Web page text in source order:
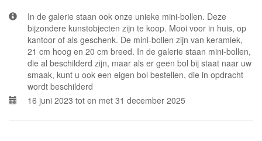
In de galerie staan ook onze unieke mini-bollen. Deze
bijzondere kunstobjecten zijn te koop. Mooi voor in huis, op
kantoor of als geschenk. De mini-bollen zijn van keramiek,
21 cm hoog en 20 cm breed. In de galerie staan mini-bollen,
die al beschilderd zijn, maar als er geen bol bij staat naar uw
smaak, kunt u ook een eigen bol bestellen, die in opdracht
wordt beschilderd
16 juni 2023 tot en met 31 december 2025